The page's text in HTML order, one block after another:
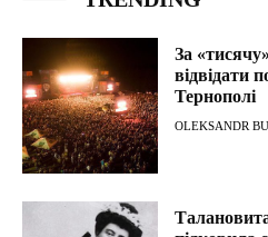
За
відвідати
Тернополі
OLEKSANDR